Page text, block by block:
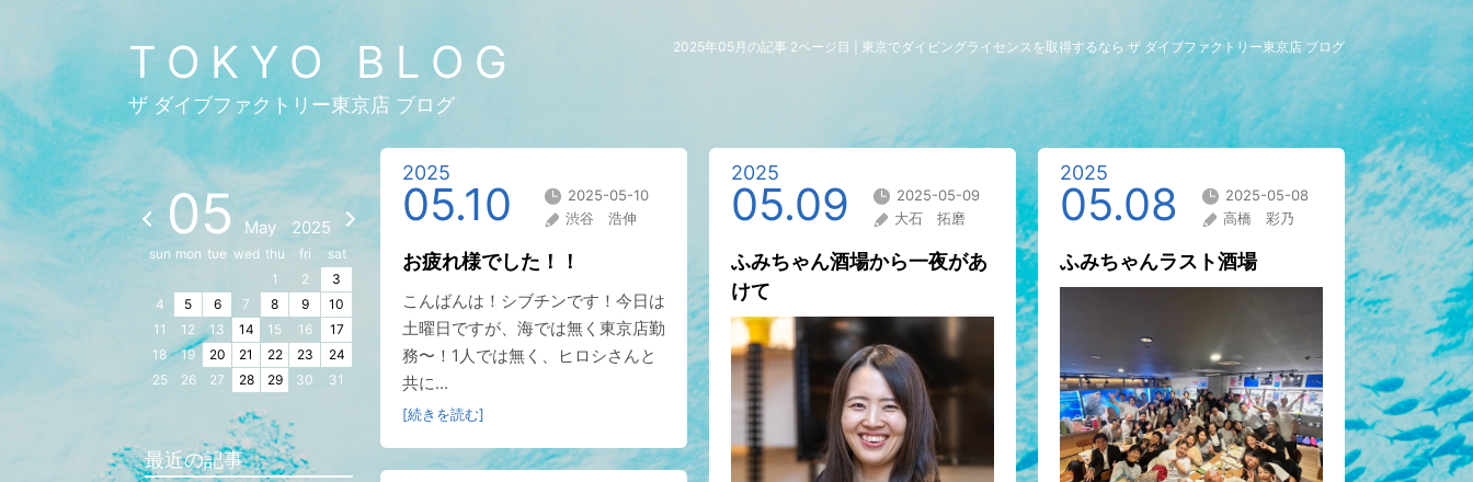
TOKYO BLOG
ザ ダイブファクトリー東京店 ブログ
2025年05月の記事 2ページ目 | 東京でダイビングライセンスを取得するなら ザ ダイブファクトリー東京店 ブログ
2025
05.10
2025-05-10
渋谷 浩伸
お疲れ様でした！！
こんばんは！シブチンです！今日は
土曜日ですが、海では無く東京店勤
務〜！1人では無く、ヒロシさんと
共に...
[続きを読む]
2025
05.09
2025-05-09
大石 拓磨
ふみちゃん酒場から一夜があ
けて
2025
05.08
2025-05-08
高橋 彩乃
ふみちゃんラスト酒場
05 May 2025
sun mon tue wed thu fri
sat
1
2
3
4
5 6 7 8 9
10
11
12 13 14 15 16
17
18
19 20 21 22 23
24
25
26 27 28 29 30 31
最近の記事